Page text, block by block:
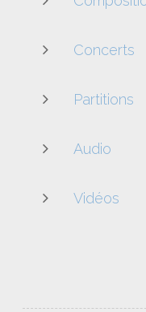
Concerts
Partitions
Audio
Vidéos